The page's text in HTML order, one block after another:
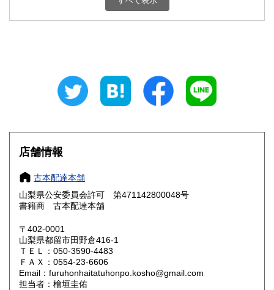
800円 三重県
大阪府
奈良県
鳥取県 800円 島根県
岡山県
山口県 800円
香川県 800円 愛媛県
店舗情報
古本配達本舗
山梨県公安委員会許可 第471142800048号
書籍商 古本配達本舗
〒402-0001
山梨県都留市田野倉416-1
ＴＥＬ：050-3590-4483
ＦＡＸ：0554-23-6606
Email：furuhonhaitatuhonpo.kosho@gmail.com
担当者：檜垣圭佑